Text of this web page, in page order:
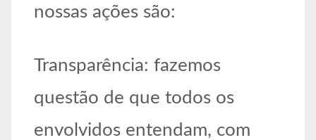
nossas ações são:
Transparência: fazemos
questão de que todos os
envolvidos entendam, com